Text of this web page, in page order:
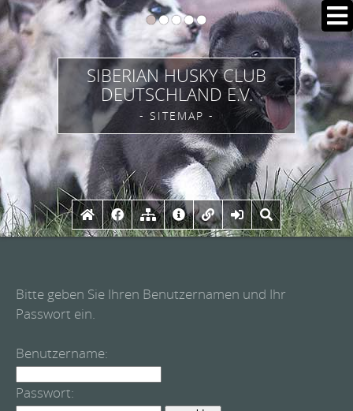
SIBERIAN HUSKY CLUB
DEUTSCHLAND E.V.
- SITEMAP -
Bitte geben Sie Ihren Benutzernamen und Ihr
Passwort ein.
Benutzername:
Passwort: